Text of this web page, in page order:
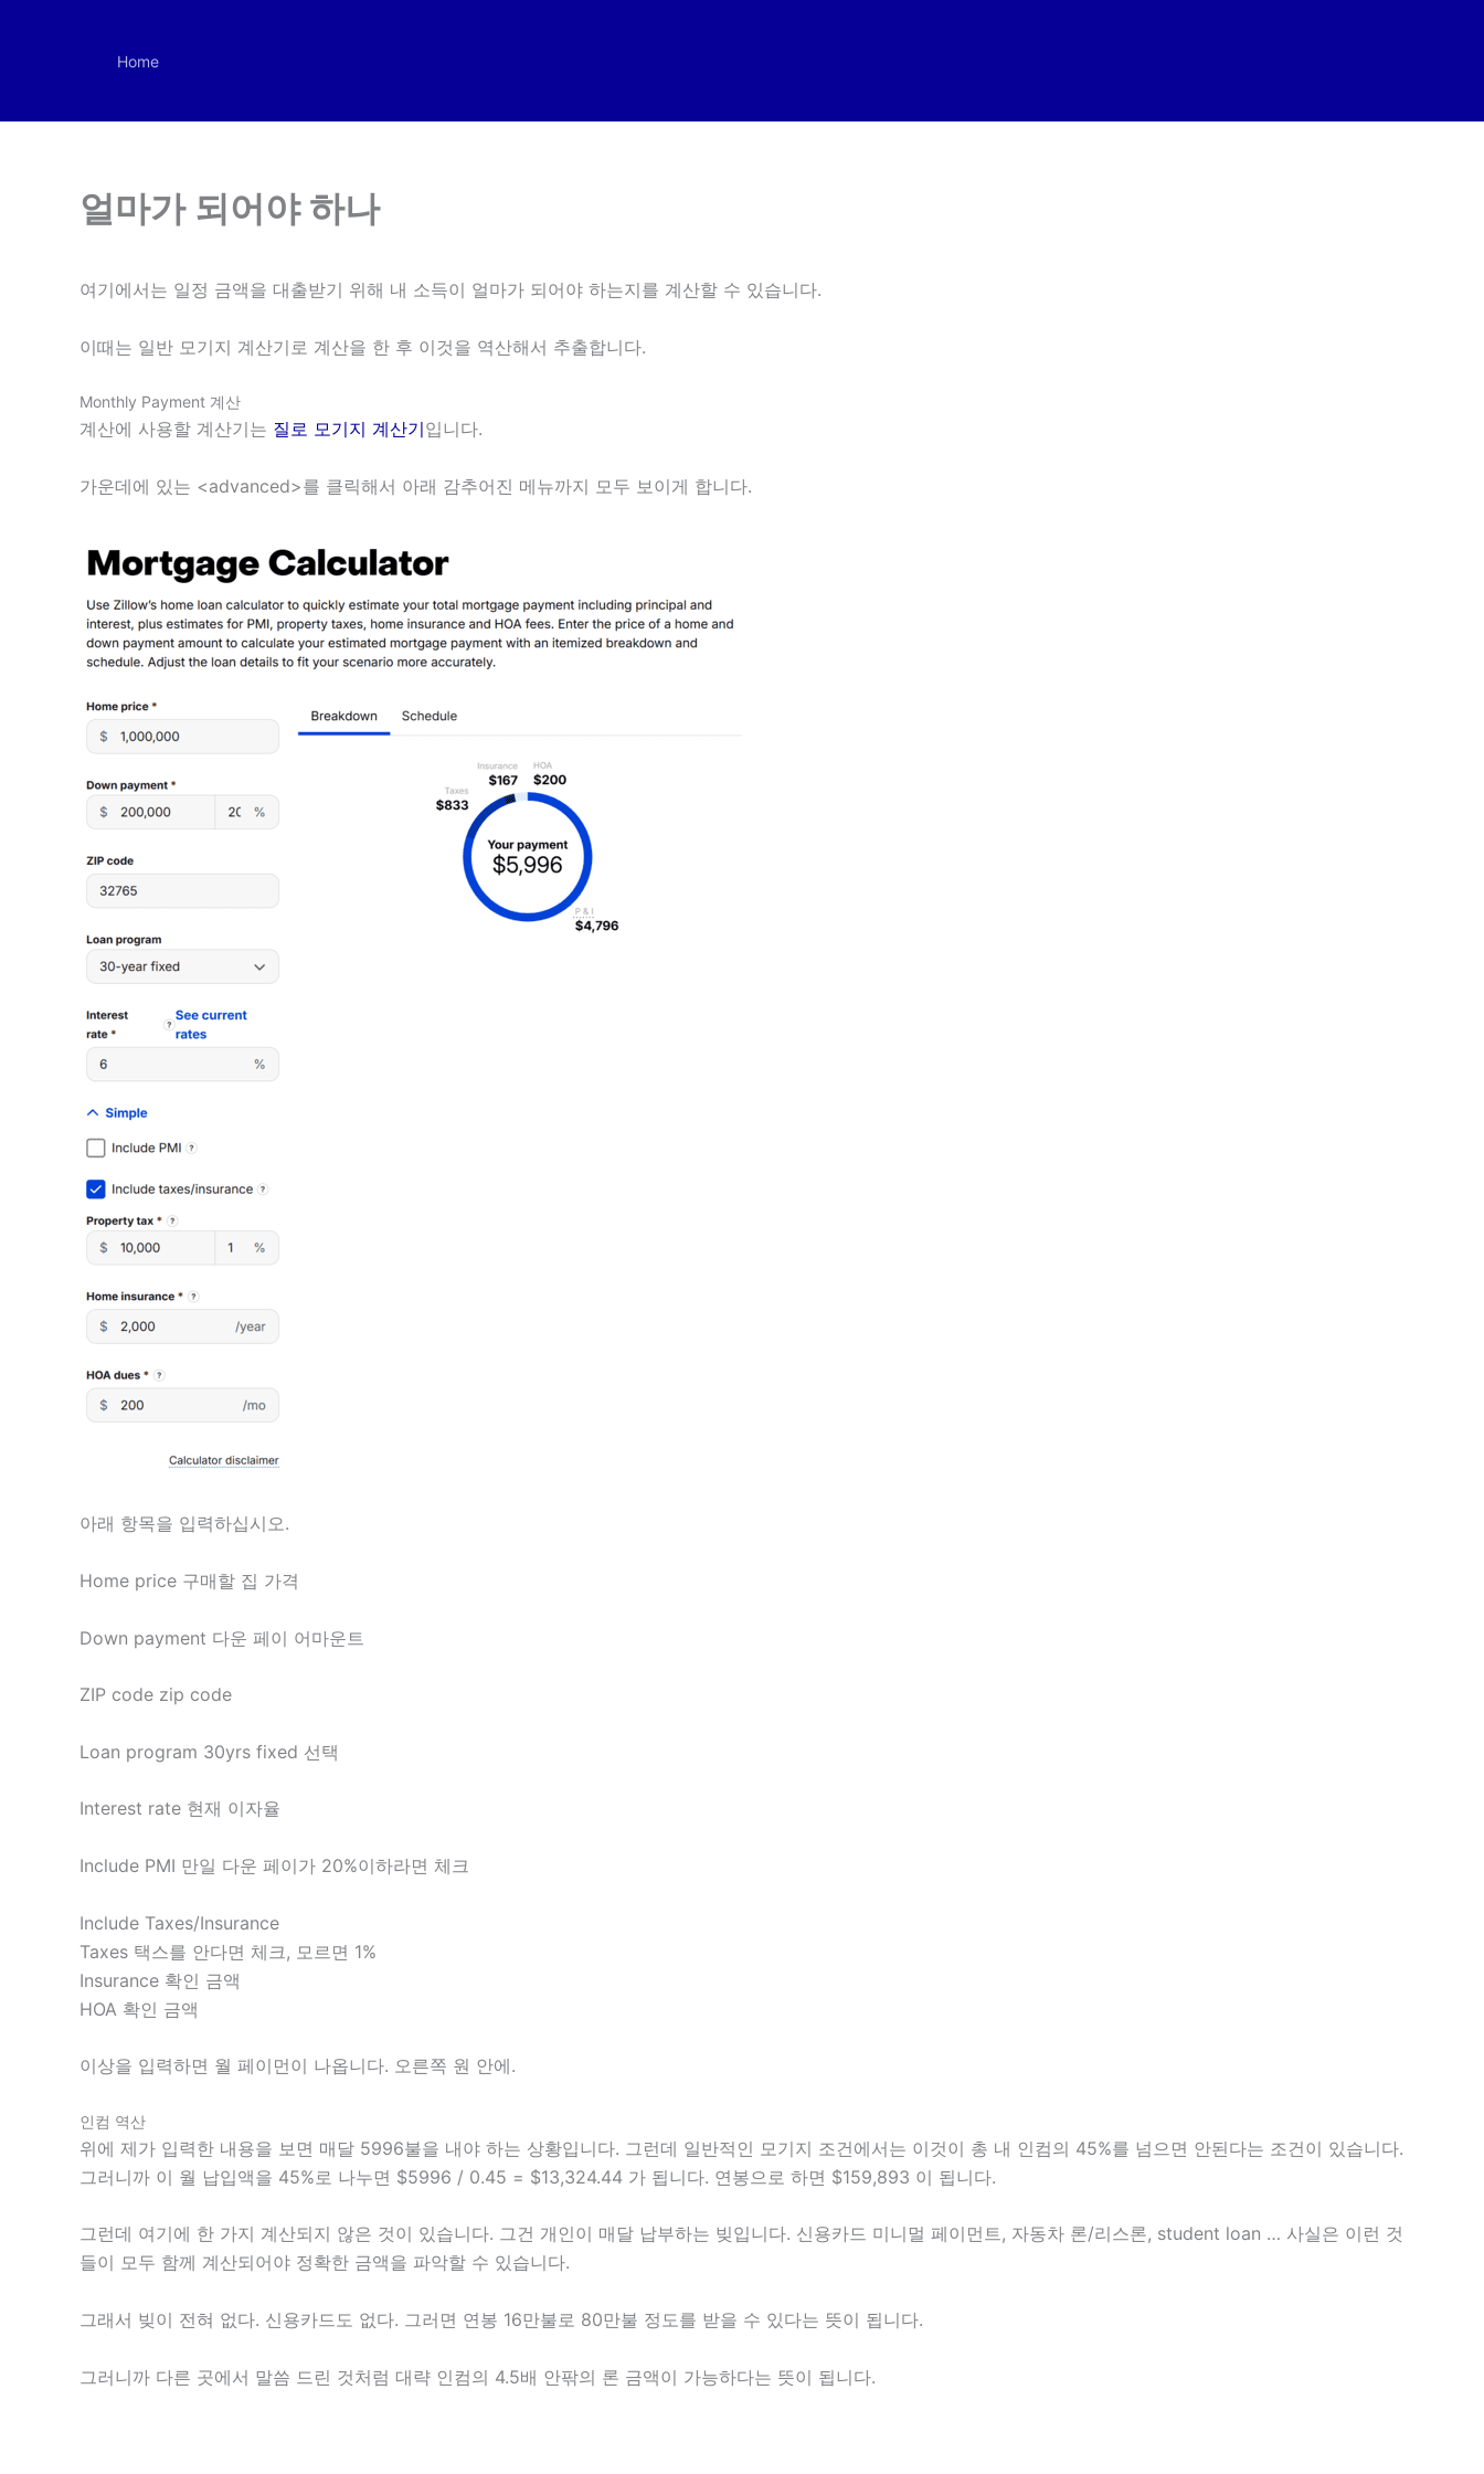
Home
얼마가 되어야 하나
여기에서는 일정 금액을 대출받기 위해 내 소득이 얼마가 되어야 하는지를 계산할 수 있습니다.
이때는 일반 모기지 계산기로 계산을 한 후 이것을 역산해서 추출합니다.
Monthly Payment 계산
계산에 사용할 계산기는 질로 모기지 계산기입니다.
가운데에 있는 <advanced>를 클릭해서 아래 감추어진 메뉴까지 모두 보이게 합니다.
아래 항목을 입력하십시오.
Home price 구매할 집 가격
Down payment 다운 페이 어마운트
ZIP code zip code
Loan program 30yrs fixed 선택
Interest rate 현재 이자율
Include PMI 만일 다운 페이가 20%이하라면 체크
Include Taxes/Insurance
Taxes 택스를 안다면 체크, 모르면 1%
Insurance 확인 금액
HOA 확인 금액
이상을 입력하면 월 페이먼이 나옵니다. 오른쪽 원 안에.
인컴 역산
위에 제가 입력한 내용을 보면 매달 5996불을 내야 하는 상황입니다. 그런데 일반적인 모기지 조건에서는 이것이 총 내 인컴의 45%를 넘으면 안된다는 조건이 있습니다.
그러니까 이 월 납입액을 45%로 나누면 $5996 / 0.45 = $13,324.44 가 됩니다. 연봉으로 하면 $159,893 이 됩니다.
그런데 여기에 한 가지 계산되지 않은 것이 있습니다. 그건 개인이 매달 납부하는 빚입니다. 신용카드 미니멀 페이먼트, 자동차 론/리스론, student loan … 사실은 이런 것
들이 모두 함께 계산되어야 정확한 금액을 파악할 수 있습니다.
그래서 빚이 전혀 없다. 신용카드도 없다. 그러면 연봉 16만불로 80만불 정도를 받을 수 있다는 뜻이 됩니다.
그러니까 다른 곳에서 말씀 드린 것처럼 대략 인컴의 4.5배 안팎의 론 금액이 가능하다는 뜻이 됩니다.